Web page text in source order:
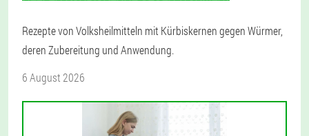
Rezepte von Volksheilmitteln mit Kürbiskernen gegen Würmer,
deren Zubereitung und Anwendung.
6 August 2026